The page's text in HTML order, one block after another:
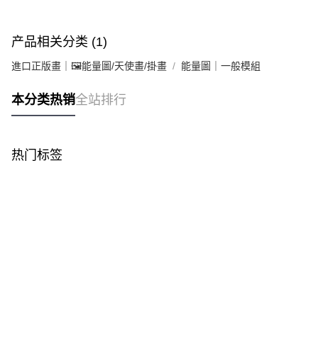
产品相关分类 (1)
進口正版畫｜🖼️能量圖/天使畫/掛畫 能量圖｜一般模組
本分类热销全站排行
热门标签